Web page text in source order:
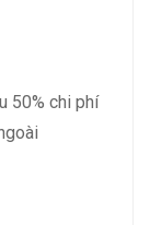
50% chi phí